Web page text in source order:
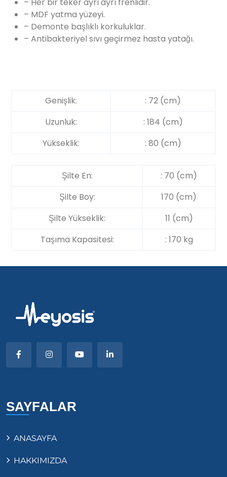
– MDF yatma yüzeyi.
– Demonte başlıklı korkuluklar.
– Antibakteriyel sıvı geçirmez hasta yatağı.
Genişlik:
: 72 (cm)
Uzunluk:
: 184 (cm)
Yükseklik:
: 80 (cm)
Şilte En:
: 70 (cm)
Şilte Boy:
170 (cm)
Şilte Yükseklik:
11 (cm)
Taşıma Kapasitesi:
: 170 kg
SAYFALAR
ANASAYFA
HAKKIMIZDA